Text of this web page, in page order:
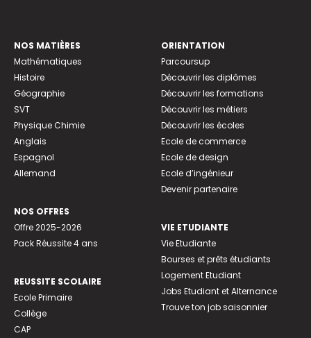
NOS MATIÈRES
Mathématiques
Histoire
Géographie
SVT
Physique Chimie
Anglais
Espagnol
Allemand
NOS OFFRES
Offre 2025-2026
Pack Réussite 4 ans
REUSSITE SCOLAIRE
Ecole Primaire
Collège
CAP
ORIENTATION
Parcoursup
Découvrir les diplômes
Découvrir les formations
Découvrir les métiers
Découvrir les écoles
Ecole de commerce
Ecole de design
Ecole d’ingénieur
Devenir partenaire
VIE ETUDIANTE
Vie Etudiante
Bourses et prêts étudiants
Logement Etudiant
Jobs Etudiant et Alternance
Trouve ton job saisonnier